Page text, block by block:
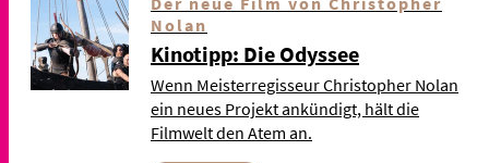
Nolan
Kinotipp: Die Odyssee
Wenn Meisterregisseur Christopher Nolan
ein neues Projekt ankündigt, hält die
Filmwelt den Atem an.